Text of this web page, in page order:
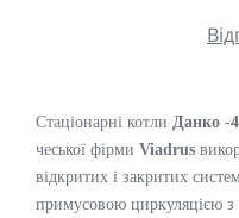
Стаціонарні котли Данко -
чеської фірми Viadrus
відкритих і закритих
примусовою циркуляцією